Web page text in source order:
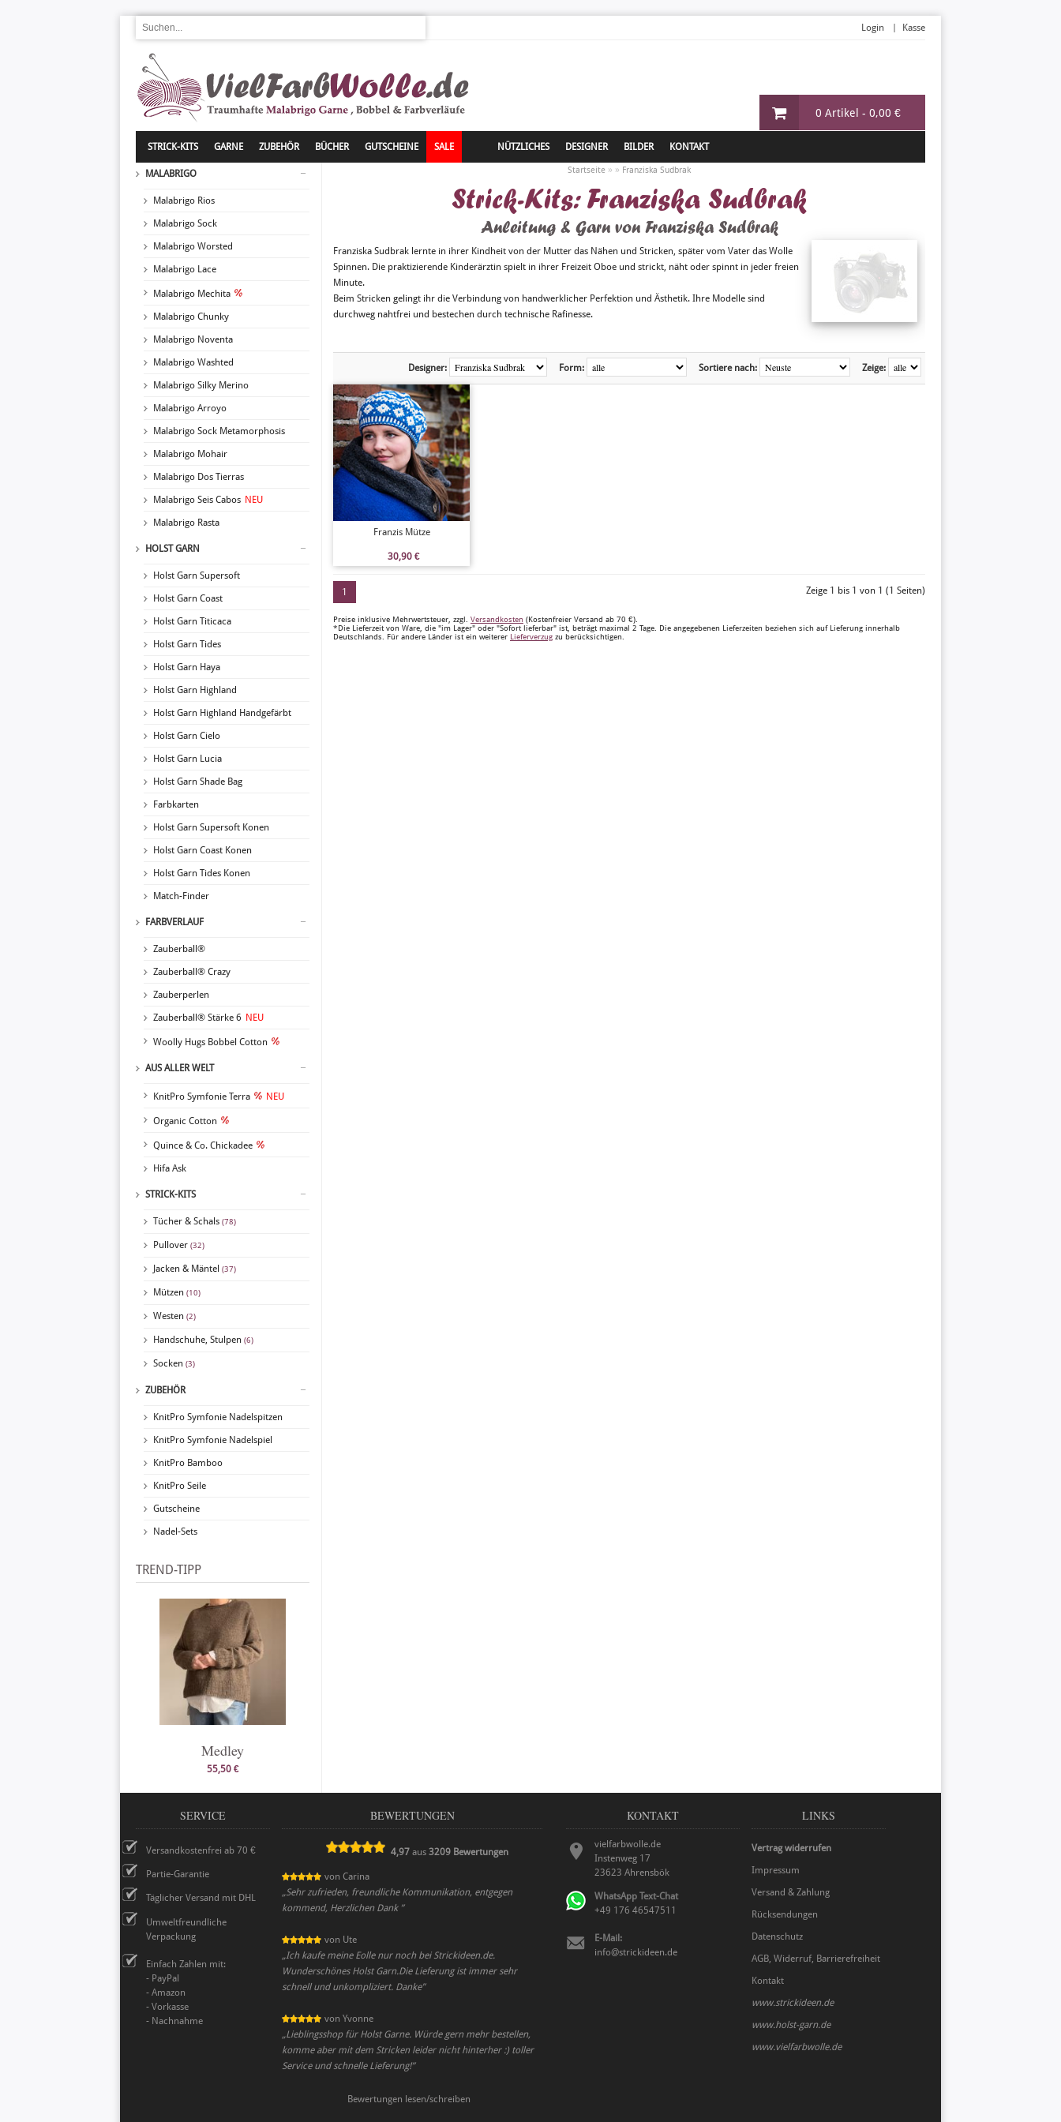
0 Artikel - 0,00 €
Login Kasse
STRICK-KITS GARNE ZUBEHÖR BÜCHER GUTSCHEINE SALE NÜTZLICHES DESIGNER BILDER KONTAKT
MALABRIGO
Malabrigo Rios
Malabrigo Sock
Malabrigo Worsted
Malabrigo Lace
Malabrigo Mechita
Malabrigo Chunky
Malabrigo Noventa
Malabrigo Washted
Malabrigo Silky Merino
Malabrigo Arroyo
Malabrigo Sock Metamorphosis
Malabrigo Mohair
Malabrigo Dos Tierras
Malabrigo Seis Cabos NEU
Malabrigo Rasta
HOLST GARN
Holst Garn Supersoft
Holst Garn Coast
Holst Garn Titicaca
Holst Garn Tides
Holst Garn Haya
Holst Garn Highland
Holst Garn Highland Handgefärbt
Holst Garn Cielo
Holst Garn Lucia
Holst Garn Shade Bag
Farbkarten
Holst Garn Supersoft Konen
Holst Garn Coast Konen
Holst Garn Tides Konen
Match-Finder
FARBVERLAUF
Zauberball®
Zauberball® Crazy
Zauberperlen
Zauberball® Stärke 6 NEU
Woolly Hugs Bobbel Cotton
AUS ALLER WELT
KnitPro Symfonie Terra NEU
Organic Cotton
Quince & Co. Chickadee
Hifa Ask
STRICK-KITS
Tücher & Schals (78)
Pullover (32)
Jacken & Mäntel (37)
Mützen (10)
Westen (2)
Handschuhe, Stulpen (6)
Socken (3)
ZUBEHÖR
KnitPro Symfonie Nadelspitzen
KnitPro Symfonie Nadelspiel
KnitPro Bamboo
KnitPro Seile
Gutscheine
Nadel-Sets
TREND-TIPP
Medley
55,50 €
Startseite » » Franziska Sudbrak
Strick-Kits: Franziska Sudbrak
Anleitung & Garn von Franziska Sudbrak
Franziska Sudbrak lernte in ihrer Kindheit von der Mutter das Nähen und Stricken, später vom Vater das Wolle
Spinnen. Die praktizierende Kinderärztin spielt in ihrer Freizeit Oboe und strickt, näht oder spinnt in jeder freien
Minute.
Beim Stricken gelingt ihr die Verbindung von handwerklicher Perfektion und Ästhetik. Ihre Modelle sind
durchweg nahtfrei und bestechen durch technische Rafinesse.
Zeige:
Sortiere nach:
Form:
Designer:
Franzis Mütze
30,90 €
1 Zeige 1 bis 1 von 1 (1 Seiten)
Preise inklusive Mehrwertsteuer, zzgl. Versandkosten (Kostenfreier Versand ab 70 €).
*Die Lieferzeit von Ware, die "im Lager" oder "Sofort lieferbar" ist, beträgt maximal 2 Tage. Die angegebenen Lieferzeiten beziehen sich auf Lieferung innerhalb
Deutschlands. Für andere Länder ist ein weiterer Lieferverzug zu berücksichtigen.
SERVICE
Versandkostenfrei ab 70 €
Partie-Garantie
Täglicher Versand mit DHL
Umweltfreundliche
Verpackung
Einfach Zahlen mit:
- PayPal
- Amazon
- Vorkasse
- Nachnahme
BEWERTUNGEN
4,97 aus3209 Bewertungen
von Carina
„Sehr zufrieden, freundliche Kommunikation, entgegen
kommend, Herzlichen Dank ”
von Ute
„Ich kaufe meine Eolle nur noch bei Strickideen.de.
Wunderschönes Holst Garn.Die Lieferung ist immer sehr
schnell und unkompliziert. Danke”
von Yvonne
„Lieblingsshop für Holst Garne. Würde gern mehr bestellen,
komme aber mit dem Stricken leider nicht hinterher :) toller
Service und schnelle Lieferung!”
Bewertungen lesen/schreiben
KONTAKT
vielfarbwolle.de
Instenweg 17
23623 Ahrensbök
WhatsApp Text-Chat
+49 176 46547511
E-Mail:
info@strickideen.de
LINKS
Vertrag widerrufen
Impressum
Versand & Zahlung
Rücksendungen
Datenschutz
AGB, Widerruf, Barrierefreiheit
Kontakt
www.strickideen.de
www.holst-garn.de
www.vielfarbwolle.de